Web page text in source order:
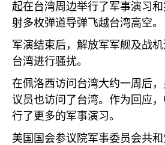
起在台湾周边举行了军事演习
射多枚弹道导弹飞越台湾高空。
军演结束后，解放军军舰及战
台湾进行骚扰。
在佩洛西访问台湾大约一周后
议员也访问了台湾。作为回应
行了更多的军事演习。
美国国会参议院军事委员会共